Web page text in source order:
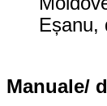
Eșanu,
Manuale/